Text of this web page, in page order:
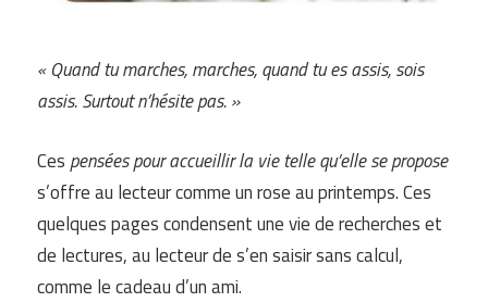
« Quand tu marches, marches, quand tu es assis, sois
assis. Surtout n’hésite pas. »
Ces pensées pour accueillir la vie telle qu’elle se propose
s’offre au lecteur comme un rose au printemps. Ces
quelques pages condensent une vie de recherches et
de lectures, au lecteur de s’en saisir sans calcul,
comme le cadeau d’un ami.